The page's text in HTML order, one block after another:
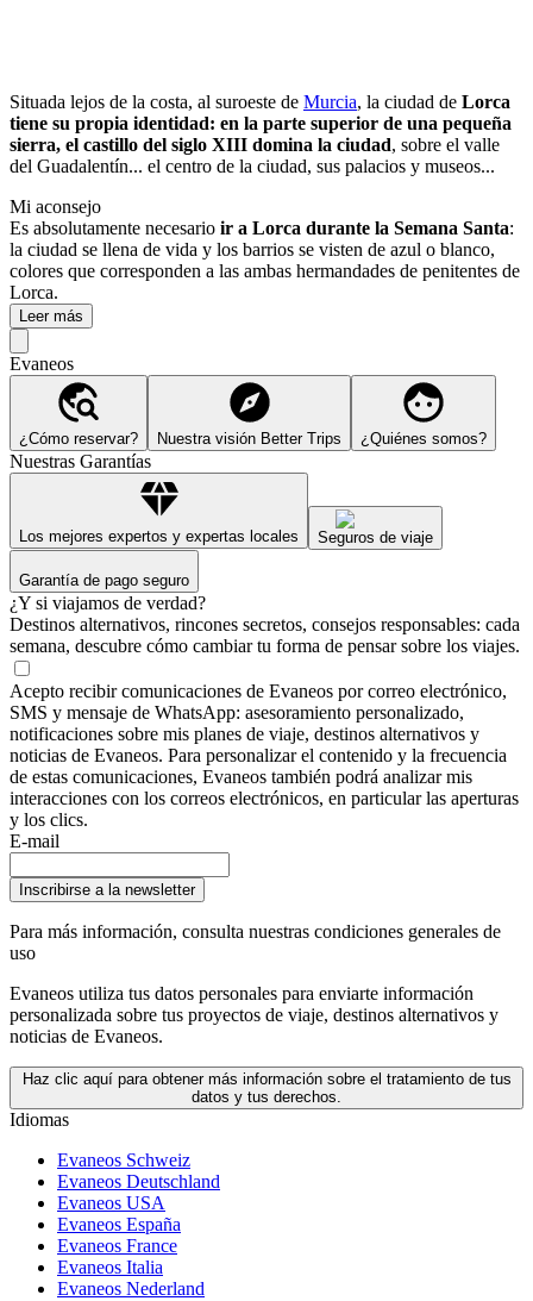
Situada lejos de la costa, al suroeste de Murcia, la ciudad de Lorca
tiene su propia identidad: en la parte superior de una pequeña
sierra, el castillo del siglo XIII domina la ciudad, sobre el valle
del Guadalentín... el centro de la ciudad, sus palacios y museos...
Mi aconsejo
Es absolutamente necesario ir a Lorca durante la Semana Santa:
la ciudad se llena de vida y los barrios se visten de azul o blanco,
colores que corresponden a las ambas hermandades de penitentes de
Lorca.
Leer más
Evaneos
¿Cómo reservar? Nuestra visión Better Trips ¿Quiénes somos?
Nuestras Garantías
Los mejores expertos y expertas locales Seguros de viaje
Garantía de pago seguro
¿Y si viajamos de verdad?
Destinos alternativos, rincones secretos, consejos responsables: cada
semana, descubre cómo cambiar tu forma de pensar sobre los viajes.
Acepto recibir comunicaciones de Evaneos por correo electrónico,
SMS y mensaje de WhatsApp: asesoramiento personalizado,
notificaciones sobre mis planes de viaje, destinos alternativos y
noticias de Evaneos. Para personalizar el contenido y la frecuencia
de estas comunicaciones, Evaneos también podrá analizar mis
interacciones con los correos electrónicos, en particular las aperturas
y los clics.
E-mail
Inscribirse a la newsletter
Para más información, consulta nuestras condiciones generales de
uso
Evaneos utiliza tus datos personales para enviarte información
personalizada sobre tus proyectos de viaje, destinos alternativos y
noticias de Evaneos.
Haz clic aquí para obtener más información sobre el tratamiento de tus
datos y tus derechos.
Idiomas
Evaneos Schweiz
Evaneos Deutschland
Evaneos USA
Evaneos España
Evaneos France
Evaneos Italia
Evaneos Nederland